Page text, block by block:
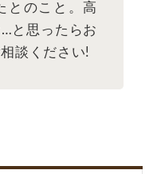
とのこと。高
と思ったらお
談ください!